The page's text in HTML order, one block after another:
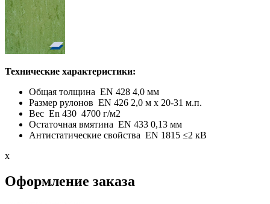
Технические характеристики:
Общая толщина EN 428 4,0 мм
Размер рулонов EN 426 2,0 м х 20-31 м.п.
Вес En 430 4700 г/м2
Остаточная вмятина EN 433 0,13 мм
Антистатические свойства EN 1815 ≤2 кВ
x
Оформление заказа